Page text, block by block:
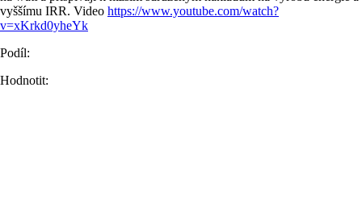
vyššímu IRR. Video https://www.youtube.com/watch?
v=xKrkd0yheYk
Podíl:
Hodnotit: